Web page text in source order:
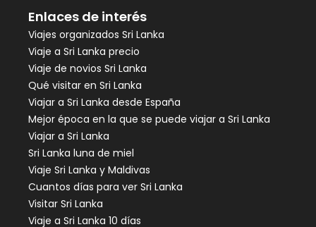
Enlaces de interés
Viajes organizados Sri Lanka
Viaje a Sri Lanka precio
Viaje de novios Sri Lanka
Qué visitar en Sri Lanka
Viajar a Sri Lanka desde España
Mejor época en la que se puede viajar a Sri Lanka
Viajar a Sri Lanka
Sri Lanka luna de miel
Viaje Sri Lanka y Maldivas
Cuantos días para ver Sri Lanka
Visitar Sri Lanka
Viaje a Sri Lanka 10 días